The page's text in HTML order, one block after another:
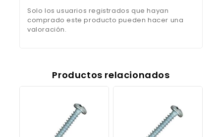
Solo los usuarios registrados que hayan
comprado este producto pueden hacer una
valoración.
Productos relacionados